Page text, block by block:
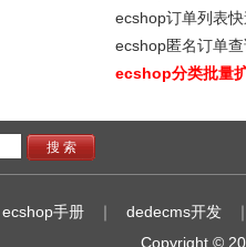
ecshop订单列表
ecshop匿名订单
ecshop分类批量
搜 索
ecshop手册 ｜ dedecms开发
Copyright ©